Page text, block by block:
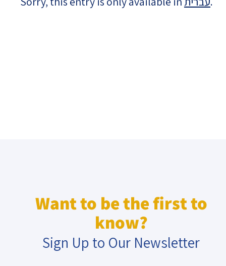
Want to be the first to
know?
Sign Up to Our Newsletter